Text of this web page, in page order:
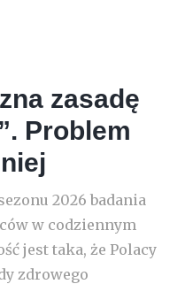
zasadę
Problem
2026 badania
w codziennym
jest taka, że Polacy
zdrowego